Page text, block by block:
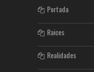
Portada
Raices
Realidades